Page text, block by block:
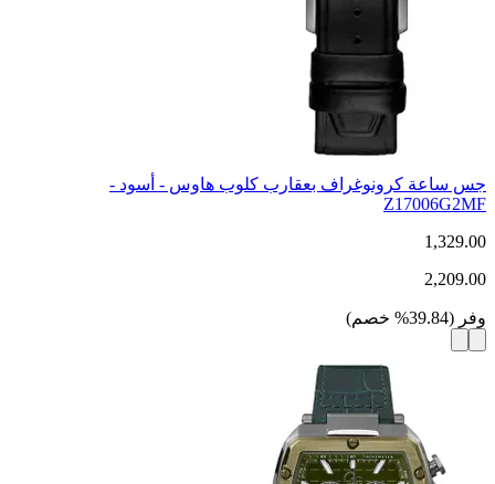
جس ساعة كرونوغراف بعقارب كلوب هاوس - أسود -
Z17006G2MF
1,329.00
2,209.00
وفر (
39.84
% خصم)